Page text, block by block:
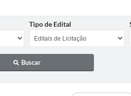
Tipo de Edital
Buscar